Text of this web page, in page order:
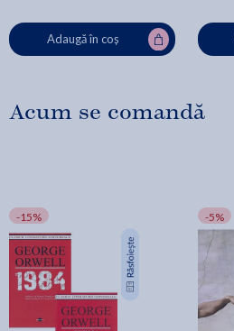
Adaugă în coș
Acum se comandă
-15% -5%